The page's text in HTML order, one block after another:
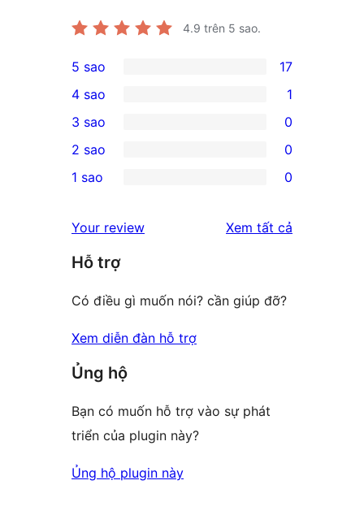
4.9 trên 5 sao.
17
5-
star
reviews
5 sao 17
4-
star
review
4 sao 1
0
3-
star
3 sao 0
2-
reviews
2 sao 0
star
reviews
1 sao 0
Your review Xem tất cả
Hỗ trợ
Có điều gì muốn nói? cần giúp đỡ?
Xem diễn đàn hỗ trợ
Ủng hộ
Bạn có muốn hỗ trợ vào sự phát
triển của plugin này?
Ủng hộ plugin này